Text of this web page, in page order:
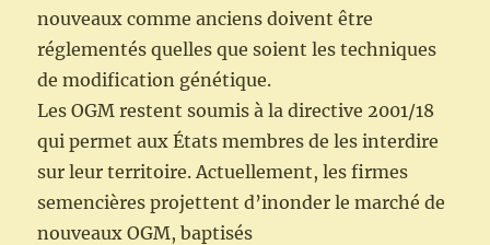
nouveaux comme anciens doivent être
réglementés quelles que soient les techniques
de modification génétique.
Les OGM restent soumis à la directive 2001/18
qui permet aux États membres de les interdire
sur leur territoire. Actuellement, les firmes
semencières projettent d’inonder le marché de
nouveaux OGM, baptisés